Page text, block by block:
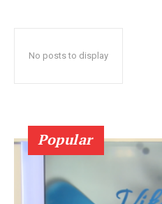
No posts to display
Popular